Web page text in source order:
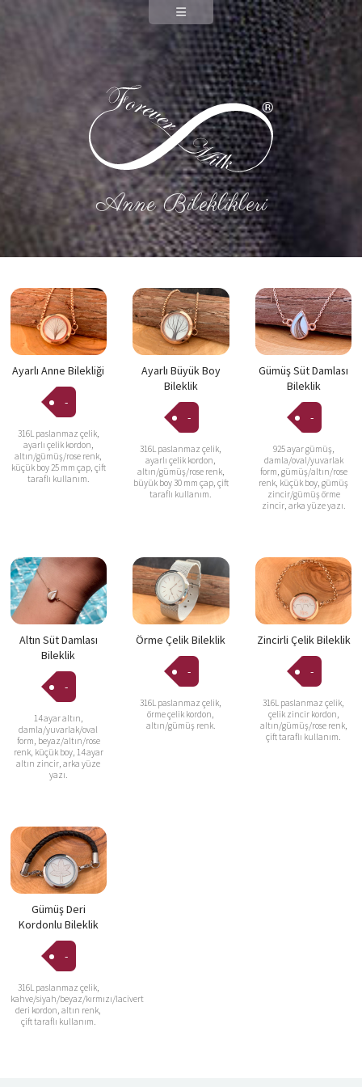
Anne Bileklikleri
Ayarlı Anne Bilekliği
-
316L paslanmaz çelik,
ayarlı çelik kordon,
altın/gümüş/rose renk,
küçük boy 25 mm çap, çift
taraflı kullanım.
Ayarlı Büyük Boy
Bileklik
-
316L paslanmaz çelik,
ayarlı çelik kordon,
altın/gümüş/rose renk,
büyük boy 30 mm çap, çift
taraflı kullanım.
Gümüş Süt Damlası
Bileklik
-
925 ayar gümüş,
damla/oval/yuvarlak
form, gümüş/altın/rose
renk, küçük boy, gümüş
zincir/gümüş örme
zincir, arka yüze yazı.
Altın Süt Damlası
Bileklik
-
14 ayar altın,
damla/yuvarlak/oval
form, beyaz/altın/rose
renk, küçük boy, 14 ayar
altın zincir, arka yüze
yazı.
Örme Çelik Bileklik
-
316L paslanmaz çelik,
örme çelik kordon,
altın/gümüş renk.
Zincirli Çelik Bileklik
-
316L paslanmaz çelik,
çelik zincir kordon,
altın/gümüş/rose renk,
çift taraflı kullanım.
Gümüş Deri
Kordonlu Bileklik
-
316L paslanmaz çelik,
kahve/siyah/beyaz/kırmızı/lacivert
deri kordon, altın renk,
çift taraflı kullanım.